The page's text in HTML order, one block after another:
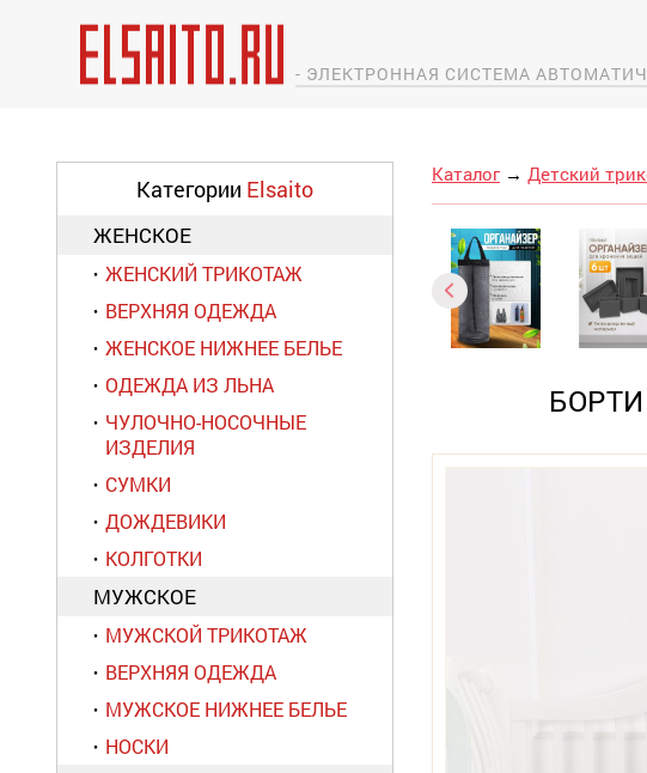
- ЭЛЕКТРОННАЯ СИСТЕМА
Категории Elsaito
ЖЕНСКОЕ
ЖЕНСКИЙ ТРИКОТАЖ
ВЕРХНЯЯ ОДЕЖДА
ЖЕНСКОЕ НИЖНЕЕ БЕЛЬЕ
ОДЕЖДА ИЗ ЛЬНА
ЧУЛОЧНО-НОСОЧНЫЕ
ИЗДЕЛИЯ
СУМКИ
ДОЖДЕВИКИ
КОЛГОТКИ
МУЖСКОЕ
МУЖСКОЙ ТРИКОТАЖ
ВЕРХНЯЯ ОДЕЖДА
МУЖСКОЕ НИЖНЕЕ БЕЛЬЕ
НОСКИ
Каталог → Детский